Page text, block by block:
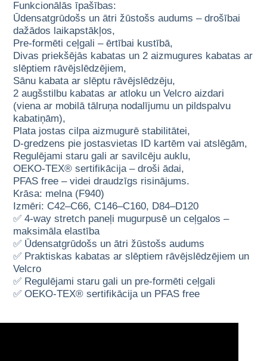
Funkcionālās īpašības:
Ūdensatgrūdošs un ātri žūstošs audums – drošībai
dažādos laikapstākļos,
Pre-formēti ceļgali – ērtībai kustībā,
Divas priekšējās kabatas un 2 aizmugures kabatas ar
slēptiem rāvējslēdzējiem,
Sānu kabata ar slēptu rāvējslēdzēju,
2 augšstilbu kabatas ar atloku un Velcro aizdari
(viena ar mobilā tālruņa nodalījumu un pildspalvu
kabatiņām),
Plata jostas cilpa aizmugurē stabilitātei,
D-gredzens pie jostasvietas ID kartēm vai atslēgām,
Regulējami staru gali ar savilcēju auklu,
OEKO-TEX® sertifikācija – droši ādai,
PFAS free – videi draudzīgs risinājums.
Krāsa: melna (F940)
Izmēri: C42–C66, C146–C160, D84–D120
✅ 4-way stretch paneļi mugurpusē un ceļgalos –
maksimāla elastība
✅ Ūdensatgrūdošs un ātri žūstošs audums
✅ Praktiskas kabatas ar slēptiem rāvējslēdzējiem un
Velcro
✅ Regulējami staru gali un pre-formēti ceļgali
✅ OEKO-TEX® sertifikācija un PFAS free